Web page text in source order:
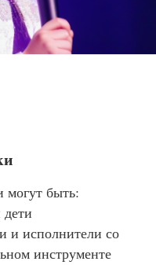
быть:
и исполнители со
инструменте